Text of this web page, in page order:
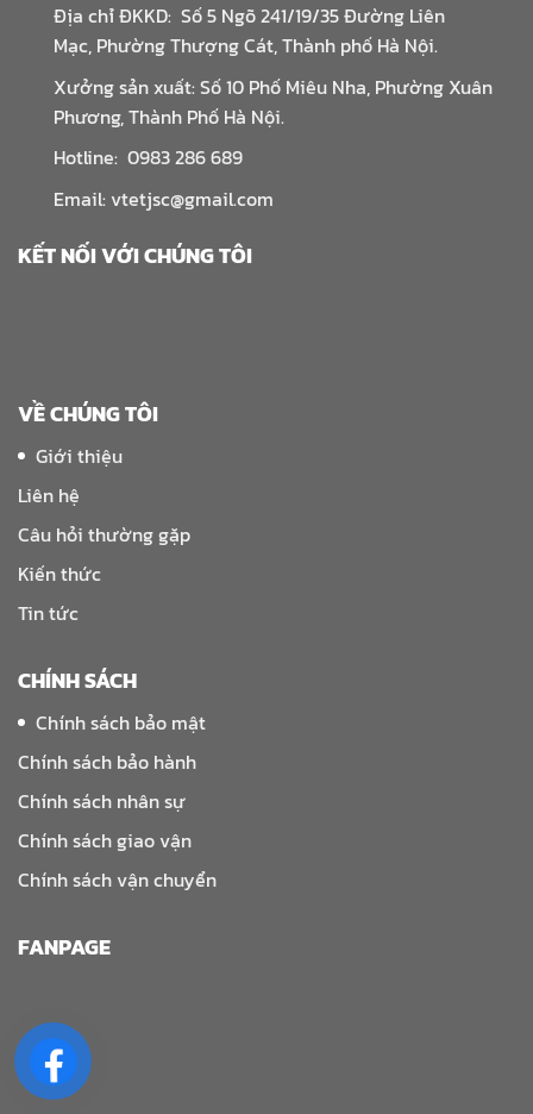
Địa chỉ ĐKKD: Số 5 Ngõ 241/19/35 Đường Liên
Mạc, Phường Thượng Cát, Thành phố Hà Nội.
Xưởng sản xuất: Số 10 Phố Miêu Nha, Phường Xuân
Phương, Thành Phố Hà Nội.
Hotline: 0983 286 689
Email: vtetjsc@gmail.com
KẾT NỐI VỚI CHÚNG TÔI
VỀ CHÚNG TÔI
Giới thiệu
Liên hệ
Câu hỏi thường gặp
Kiến thức
Tin tức
CHÍNH SÁCH
Chính sách bảo mật
Chính sách bảo hành
Chính sách nhân sự
Chính sách giao vận
Chính sách vận chuyển
FANPAGE